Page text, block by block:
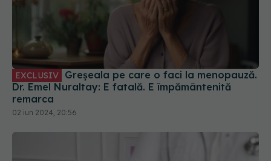
EXCLUSIV
Dr. Emel Nuraltay: E fatală. E împământenită
remarca
02 iun 2024, 20:56